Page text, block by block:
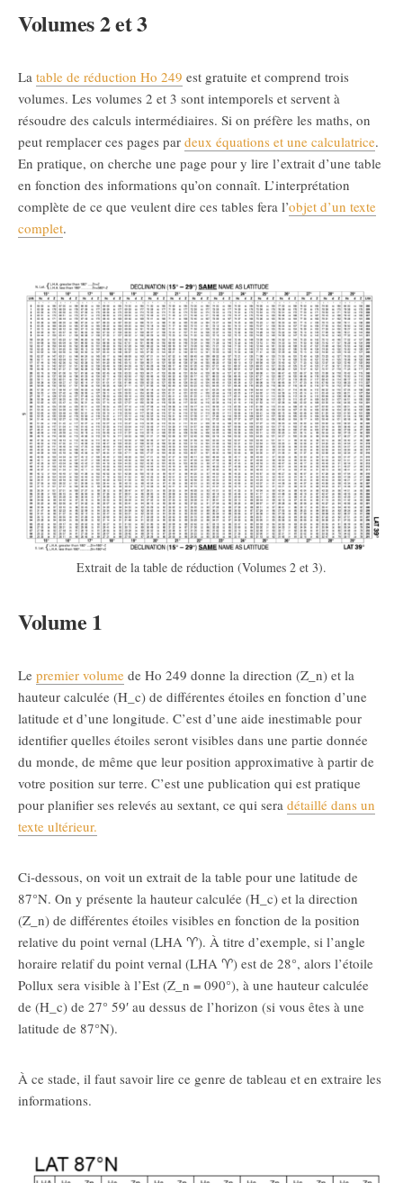
Volumes 2 et 3
La table de réduction Ho 249 est gratuite et comprend trois
volumes. Les volumes 2 et 3 sont intemporels et servent à
résoudre des calculs intermédiaires. Si on préfère les maths, on
peut remplacer ces pages par deux équations et une calculatrice.
En pratique, on cherche une page pour y lire l’extrait d’une table
en fonction des informations qu’on connaît. L’interprétation
complète de ce que veulent dire ces tables fera l’objet d’un texte
complet.
Extrait de la table de réduction (Volumes 2 et 3).
Volume 1
Le premier volume de Ho 249 donne la direction (Z_n) et la
hauteur calculée (H_c) de différentes étoiles en fonction d’une
latitude et d’une longitude. C’est d’une aide inestimable pour
identifier quelles étoiles seront visibles dans une partie donnée
du monde, de même que leur position approximative à partir de
votre position sur terre. C’est une publication qui est pratique
pour planifier ses relevés au sextant, ce qui sera détaillé dans un
texte ultérieur.
Ci-dessous, on voit un extrait de la table pour une latitude de
87°N. On y présente la hauteur calculée (H_c) et la direction
(Z_n) de différentes étoiles visibles en fonction de la position
relative du point vernal (LHA ♈). À titre d’exemple, si l’angle
horaire relatif du point vernal (LHA ♈) est de 28°, alors l’étoile
Pollux sera visible à l’Est (Z_n = 090°), à une hauteur calculée
de (H_c) de 27° 59′ au dessus de l’horizon (si vous êtes à une
latitude de 87°N).
À ce stade, il faut savoir lire ce genre de tableau et en extraire les
informations.